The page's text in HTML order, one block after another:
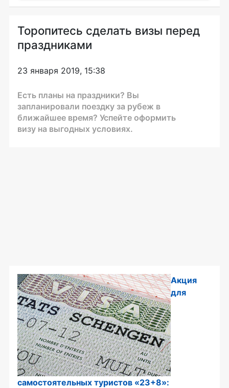
Торопитесь сделать визы перед
праздниками
23 января 2019, 15:38
Есть планы на праздники? Вы
запланировали поездку за рубеж в
ближайшее время? Успейте оформить
визу на выгодных условиях.
Акция
для
самостоятельных туристов «23+8»: